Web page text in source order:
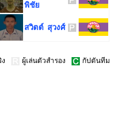
พิชัย
สวิตต์ สุวงศ์
ง ผู้เล่นตัวสำรอง กัปตันทีม